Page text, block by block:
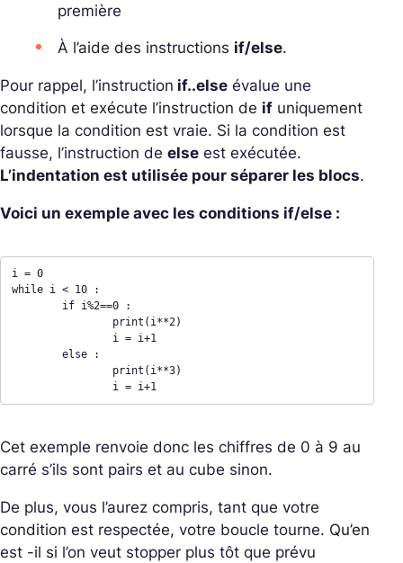
première
À l’aide des instructions if/else.
Pour rappel, l’instruction if..else évalue une
condition et exécute l’instruction de if uniquement
lorsque la condition est vraie. Si la condition est
fausse, l’instruction de else est exécutée.
L’indentation est utilisée pour séparer les blocs.
Voici un exemple avec les conditions if/else :
i = 0
while i < 10 :
		i = i+1
Cet exemple renvoie donc les chiffres de 0 à 9 au
carré s’ils sont pairs et au cube sinon.
De plus, vous l’aurez compris, tant que votre
condition est respectée, votre boucle tourne. Qu’en
est -il si l’on veut stopper plus tôt que prévu